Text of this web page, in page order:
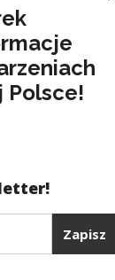
Polsce!
Zapisz